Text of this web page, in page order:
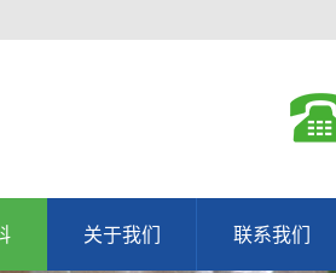
关于我们 联系我们